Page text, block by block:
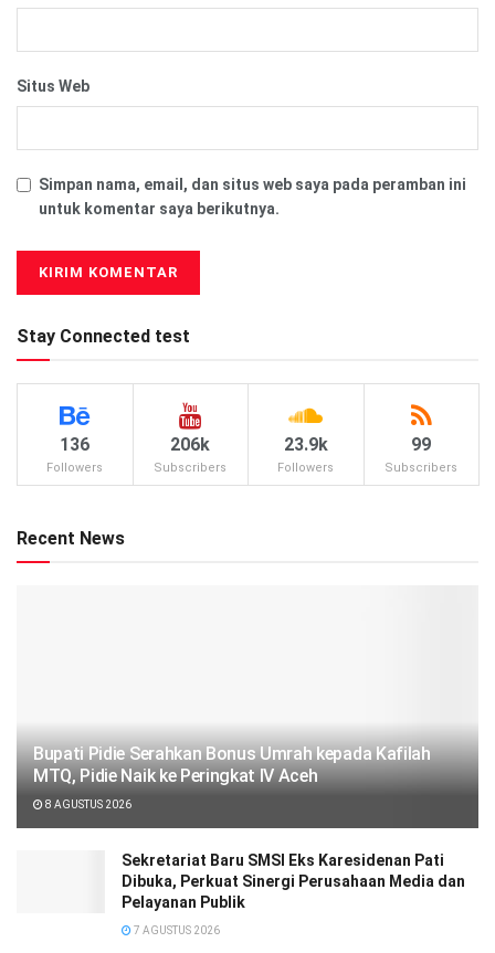
Situs Web
Simpan nama, email, dan situs web saya pada peramban ini
untuk komentar saya berikutnya.
Stay Connected test
136
Followers
206k
Subscribers
23.9k
Followers
99
Subscribers
Recent News
Bupati Pidie Serahkan Bonus Umrah kepada Kafilah
MTQ, Pidie Naik ke Peringkat IV Aceh
8 AGUSTUS 2026
Sekretariat Baru SMSI Eks Karesidenan Pati
Dibuka, Perkuat Sinergi Perusahaan Media dan
Pelayanan Publik
7 AGUSTUS 2026